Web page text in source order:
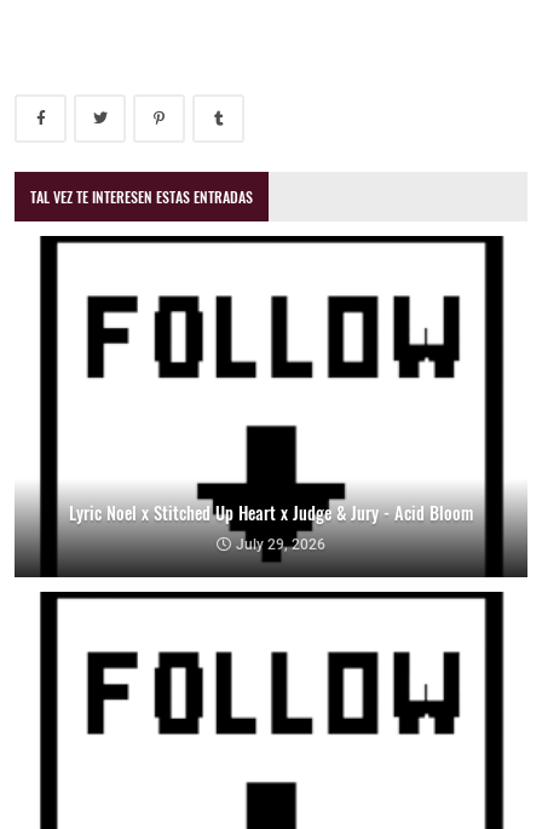
TAL VEZ TE INTERESEN ESTAS ENTRADAS
Lyric Noel x Stitched Up Heart x Judge & Jury - Acid Bloom
July 29, 2026